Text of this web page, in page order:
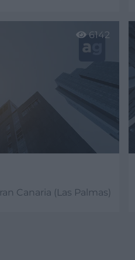
Canaria (Las Palmas)
6142